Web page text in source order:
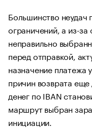
Большинство неудач
ограничений, а из-
неправильно
перед отправкой,
назначение платежа
причин возврата
денег по IBAN
маршрут выбран
инициации.